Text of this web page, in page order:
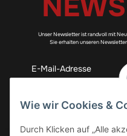
Unser Newsletter ist randvoll mit
Sie erhalten unseren
Wie wir Cookies &
Durch Klicken auf „Alle